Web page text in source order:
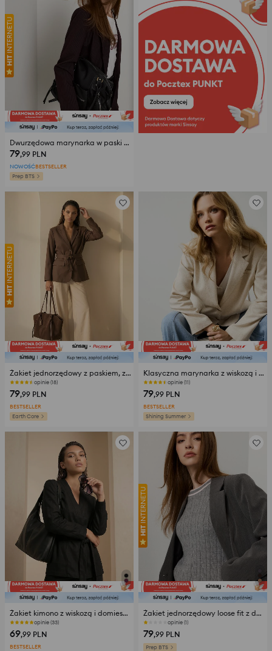
Dwurzędowa marynarka w paski z domieszką wiskozy
79,99 PLN
NOWOŚĆBESTSELLER
Prep BTS
Żakiet jednorzędowy z paskiem, z domieszką wiskozy i lnu
opinie (18)
79,99 PLN
BESTSELLER
Earth Core
Klasyczna marynarka z wiskozą i domieszką lnu
opinie (11)
79,99 PLN
BESTSELLER
Shining Summer
Żakiet kimono z wiskozą i domieszką lnu
opinie (33)
69,99 PLN
BESTSELLER
Żakiet jednorzędowy loose fit z domieszką wiskozy
opinie (1)
79,99 PLN
Prep BTS